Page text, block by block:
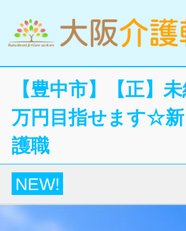
【豊中市】【正】
万円目指せます☆
護職
NEW!